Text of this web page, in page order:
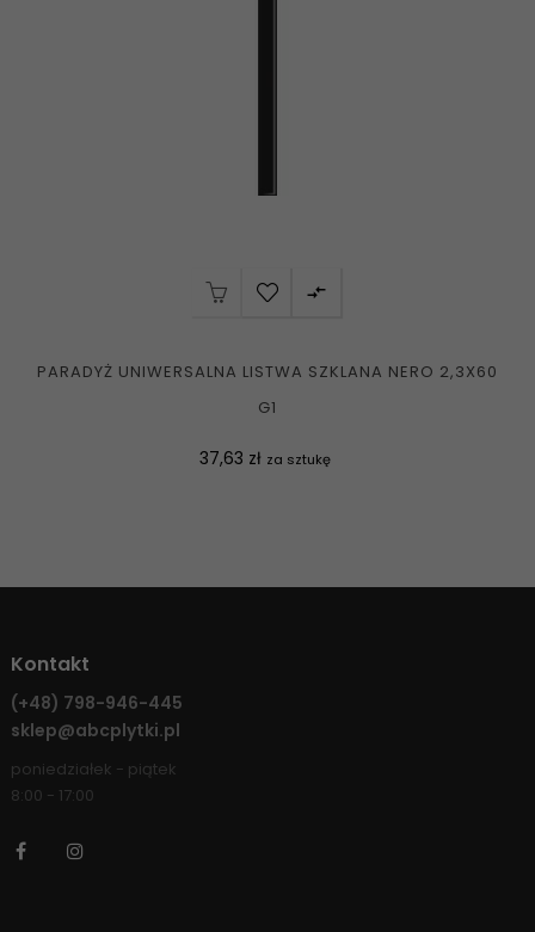

PARADYŻ UNIWERSALNA LISTWA SZKLANA NERO 2,3X60
G1
Cena
37,63 zł za sztukę
Kontakt
(+48) 798-946-445
sklep@abcplytki.pl
poniedziałek - piątek
8:00 - 17:00
Facebook